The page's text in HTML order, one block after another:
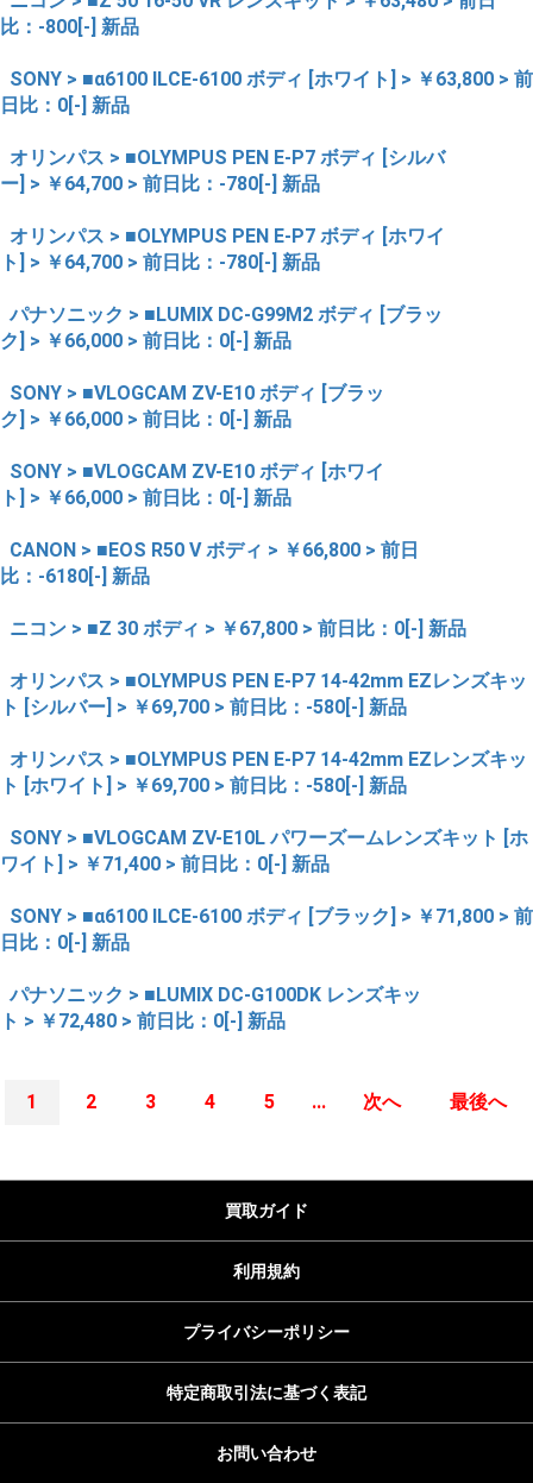
比：-800[-] 新品
SONY > ■α6100 ILCE-6100 ボディ [ホワイト] > ￥63,800 > 前
日比：0[-] 新品
オリンパス > ■OLYMPUS PEN E-P7 ボディ [シルバ
ー] > ￥64,700 > 前日比：-780[-] 新品
オリンパス > ■OLYMPUS PEN E-P7 ボディ [ホワイ
ト] > ￥64,700 > 前日比：-780[-] 新品
パナソニック > ■LUMIX DC-G99M2 ボディ [ブラッ
ク] > ￥66,000 > 前日比：0[-] 新品
SONY > ■VLOGCAM ZV-E10 ボディ [ブラッ
ク] > ￥66,000 > 前日比：0[-] 新品
SONY > ■VLOGCAM ZV-E10 ボディ [ホワイ
ト] > ￥66,000 > 前日比：0[-] 新品
CANON > ■EOS R50 V ボディ > ￥66,800 > 前日
比：-6180[-] 新品
ニコン > ■Z 30 ボディ > ￥67,800 > 前日比：0[-] 新品
オリンパス > ■OLYMPUS PEN E-P7 14-42mm EZレンズキッ
ト [シルバー] > ￥69,700 > 前日比：-580[-] 新品
オリンパス > ■OLYMPUS PEN E-P7 14-42mm EZレンズキッ
ト [ホワイト] > ￥69,700 > 前日比：-580[-] 新品
SONY > ■VLOGCAM ZV-E10L パワーズームレンズキット [ホ
ワイト] > ￥71,400 > 前日比：0[-] 新品
SONY > ■α6100 ILCE-6100 ボディ [ブラック] > ￥71,800 > 前
日比：0[-] 新品
パナソニック > ■LUMIX DC-G100DK レンズキッ
ト > ￥72,480 > 前日比：0[-] 新品
1 2 3 4 5 ... 次へ 最後へ
買取ガイド
利用規約
プライバシーポリシー
特定商取引法に基づく表記
お問い合わせ